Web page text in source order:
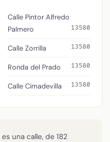
Calle Pintor Alfredo
Palmero
13580
Calle Zorrilla 13580
Ronda del Prado 13580
Calle Cimadevilla 13580
es una calle, de 182